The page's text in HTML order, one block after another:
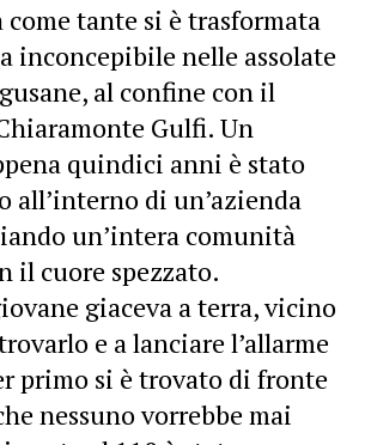
tante si è trasformata
inconcepibile nelle assolate
al confine con il
Gulfi. Un
quindici anni è stato
all’interno di un’azienda
un’intera comunità
il cuore spezzato.
giaceva a terra, vicino
e a lanciare l’allarme
primo si è trovato di fronte
nessuno vorrebbe mai